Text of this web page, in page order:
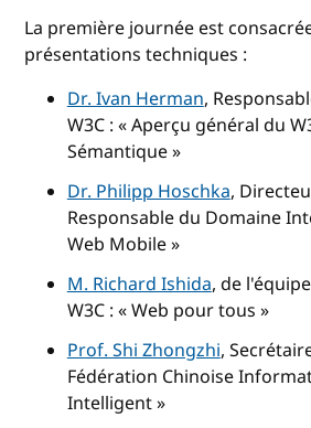
La première journée est
présentations techniques :
Dr. Ivan Herman,
W3C : « Aperçu général du
Sémantique »
Dr. Philipp Hoschka,
Responsable du Domaine
Web Mobile »
M. Richard Ishida, de
W3C : « Web pour tous »
Prof. Shi Zhongzhi,
Fédération Chinoise
Intelligent »